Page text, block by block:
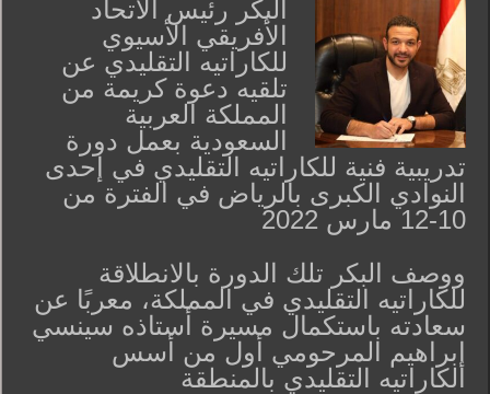
البكر رئيس الاتحاد
الأفريقي الأسيوي
للكاراتيه التقليدي عن
تلقيه دعوة كريمة من
المملكة العربية
السعودية بعمل دورة
تدريبية فنية للكاراتيه التقليدي في إحدى
النوادي الكبرى بالرياض في الفترة من
10-12 مارس 2022
ووصف البكر تلك الدورة بالانطلاقة
للكاراتيه التقليدي في المملكة، معربًا عن
سعادته باستكمال مسيرة أستاذه سينسي
إبراهيم المرحومي أول من أسس
الكاراتيه التقليدي بالمنطقة